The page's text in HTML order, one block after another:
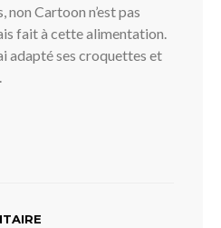
Cartoon n’est pas
fait à cette alimentation.
adapté ses croquettes et